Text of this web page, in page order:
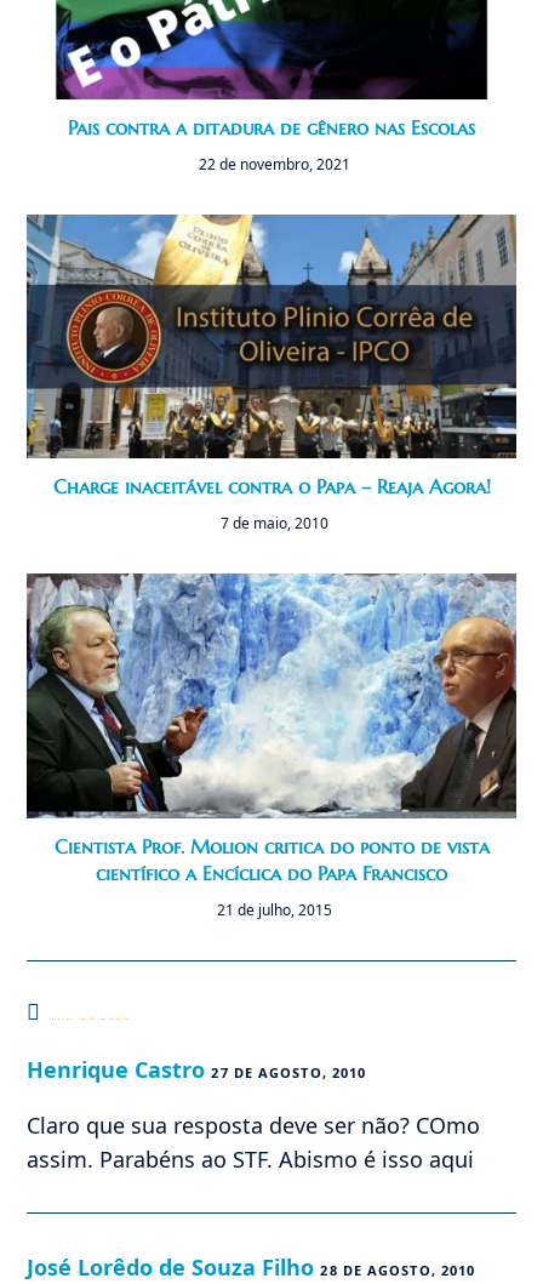
Pais contra a ditadura de gênero nas Escolas
22 de novembro, 2021
Charge inaceitável contra o Papa – Reaja Agora!
7 de maio, 2010
Cientista Prof. Molion critica do ponto de vista
científico a Encíclica do Papa Francisco
21 de julho, 2015
Este post tem 29 comentários
Henrique Castro 27 DE AGOSTO, 2010
Claro que sua resposta deve ser não? COmo
assim. Parabéns ao STF. Abismo é isso aqui
José Lorêdo de Souza Filho 28 DE AGOSTO, 2010